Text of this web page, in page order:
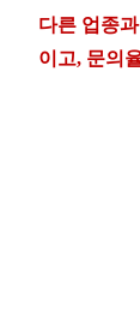
다른 업종
이고, 문의